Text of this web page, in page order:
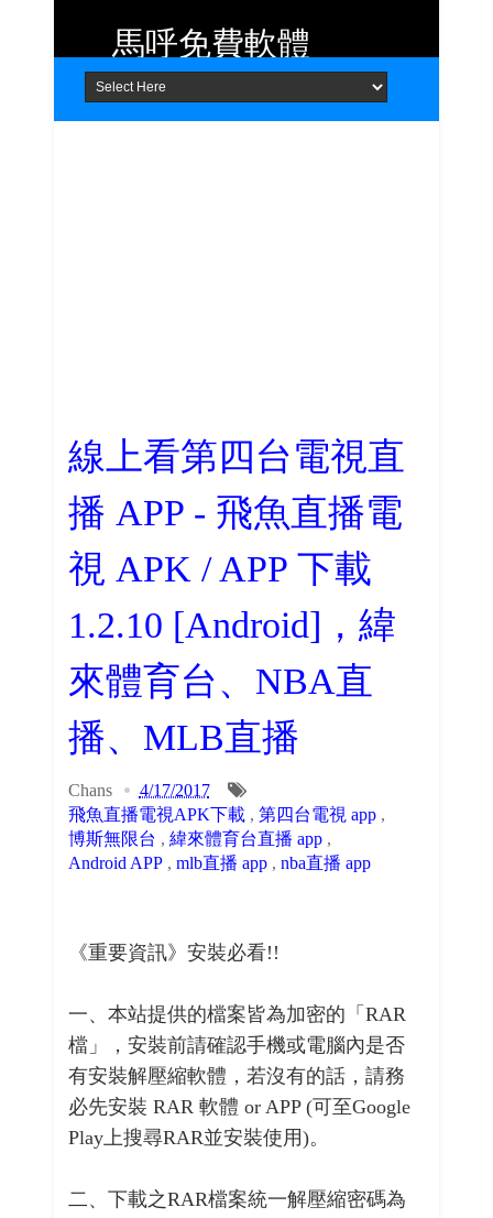
Home About Contact
馬呼免費軟體
提供 Android、iOS 好用的手機應用
程式及 Windows 免費軟體
線上看第四台電視直
播 APP - 飛魚直播電
視 APK / APP 下載
1.2.10 [Android]，緯
來體育台、NBA直
播、MLB直播
Chans
4/17/2017
飛魚直播電視APK下載, 第四台電視 app,
博斯無限台 , 緯來體育台直播 app,
Android APP, mlb直播 app, nba直播 app
《重要資訊》安裝必看!!
一、本站提供的檔案皆為加密的「RAR
檔」，安裝前請確認手機或電腦內是否
有安裝解壓縮軟體，若沒有的話，請務
必先安裝 RAR 軟體 or APP (可至Google
Play上搜尋RAR並安裝使用)。
二、下載之RAR檔案統一解壓縮密碼為